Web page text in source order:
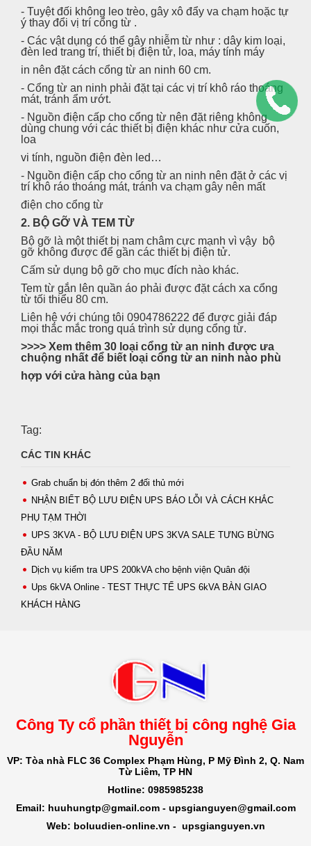
- Tuyệt đối không leo trèo, gây xô đẩy va chạm hoặc tự
ý thay đổi vị trí cổng từ .
- Các vật dụng có thể gây nhiễm từ như : dây kim loại,
đèn led trang trí, thiết bị điện tử, loa, máy tính máy
in nên đặt cách cổng từ an ninh 60 cm.
- Cổng từ an ninh phải đặt tại các vị trí khô ráo thoáng
mát, tránh ẩm ướt.
- Nguồn điện cấp cho cổng từ nên đặt riêng không
dùng chung với các thiết bị điện khác như cửa cuốn,
loa
vi tính, nguồn điện đèn led…
- Nguồn điện cấp cho cổng từ an ninh nên đặt ở các vị
trí khô ráo thoáng mát, tránh va chạm gây nên mất
điện cho cổng từ
2. BỘ GỠ VÀ TEM TỪ
Bộ gỡ là một thiết bị nam châm cực mạnh vì vậy bộ
gỡ không được để gần các thiết bị điện tử.
Cấm sử dụng bộ gỡ cho mục đích nào khác.
Tem từ gắn lên quần áo phải được đặt cách xa cổng
từ tối thiểu 80 cm.
Liên hệ với chúng tôi 0904786222 để được giải đáp
mọi thắc mắc trong quá trình sử dụng cổng từ.
>>>> Xem thêm 30 loại cổng từ an ninh được ưa
chuộng nhất để biết loại cổng từ an ninh nào phù
hợp với cửa hàng của bạn
Tag:
CÁC TIN KHÁC
Grab chuẩn bị đón thêm 2 đối thủ mới
NHẬN BIẾT BỘ LƯU ĐIỆN UPS BÁO LỖI VÀ CÁCH KHẮC
PHỤ TẠM THỜI
UPS 3KVA - BỘ LƯU ĐIỆN UPS 3KVA SALE TƯNG BỪNG
ĐẦU NĂM
Dịch vụ kiểm tra UPS 200kVA cho bệnh viện Quân đội
Ups 6kVA Online - TEST THỰC TẾ UPS 6kVA BÀN GIAO
KHÁCH HÀNG
Công Ty cổ phần thiết bị công nghệ Gia
Nguyễn
VP: Tòa nhà FLC 36 Complex Phạm Hùng, P Mỹ Đình 2, Q. Nam
Từ Liêm, TP HN
Hotline: 0985985238
Email: huuhungtp@gmail.com - upsgianguyen@gmail.com
Web: boluudien-online.vn - upsgianguyen.vn